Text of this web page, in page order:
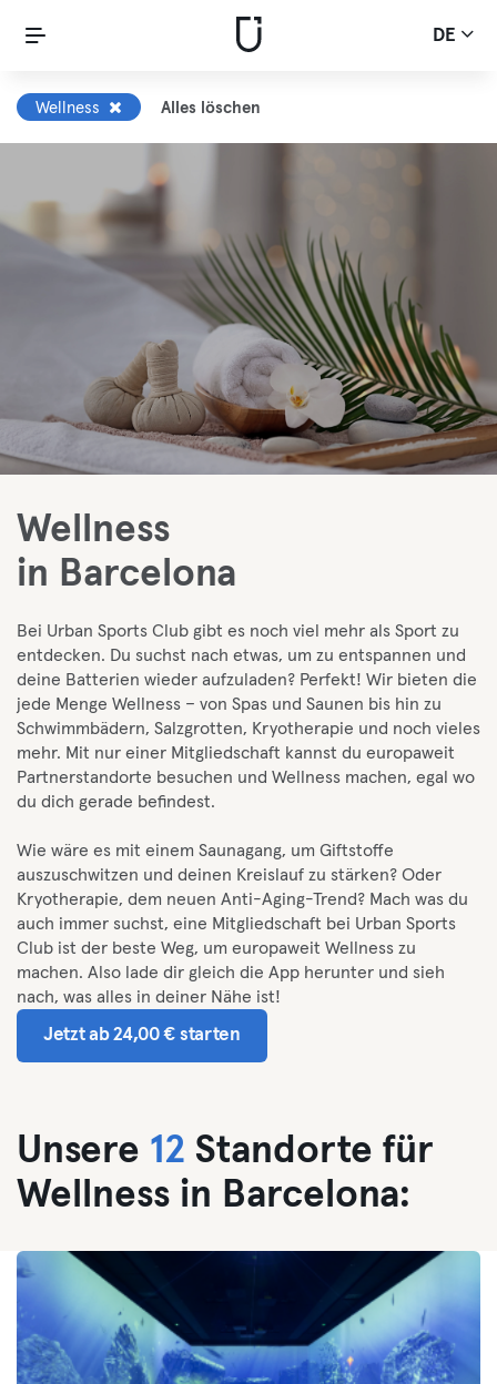
DE
Wellness Alles löschen
Wellness
in Barcelona
Bei Urban Sports Club gibt es noch viel mehr als Sport zu
entdecken. Du suchst nach etwas, um zu entspannen und
deine Batterien wieder aufzuladen? Perfekt! Wir bieten die
jede Menge Wellness – von Spas und Saunen bis hin zu
Schwimmbädern, Salzgrotten, Kryotherapie und noch vieles
mehr. Mit nur einer Mitgliedschaft kannst du europaweit
Partnerstandorte besuchen und Wellness machen, egal wo
du dich gerade befindest.
Wie wäre es mit einem Saunagang, um Giftstoffe
auszuschwitzen und deinen Kreislauf zu stärken? Oder
Kryotherapie, dem neuen Anti-Aging-Trend? Mach was du
auch immer suchst, eine Mitgliedschaft bei Urban Sports
Club ist der beste Weg, um europaweit Wellness zu
machen. Also lade dir gleich die App herunter und sieh
nach, was alles in deiner Nähe ist!
Jetzt ab 24,00 € starten
Unsere 12 Standorte für
Wellness in Barcelona: